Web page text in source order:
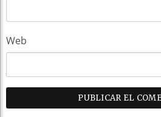
Web